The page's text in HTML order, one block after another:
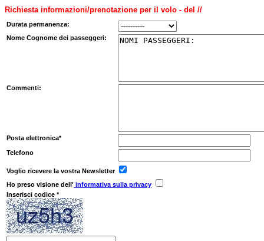
Richiesta informazioni/prenotazione per il volo - del //
Durata permanenza:
Nome Cognome dei passeggeri:
Commenti:
Posta elettronica*
Telefono
Voglio ricevere la vostra Newsletter
Ho preso visione dell' informativa sulla privacy
Inserisci codice *